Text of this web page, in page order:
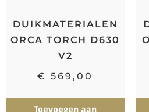
DUIKMATERIALEN
ORCA TORCH D630
V2
€ 569,00